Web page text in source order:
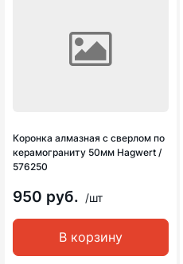
Коронка алмазная с сверлом по
керамограниту 50мм Hagwert /
576250
950 руб. /шт
В корзину